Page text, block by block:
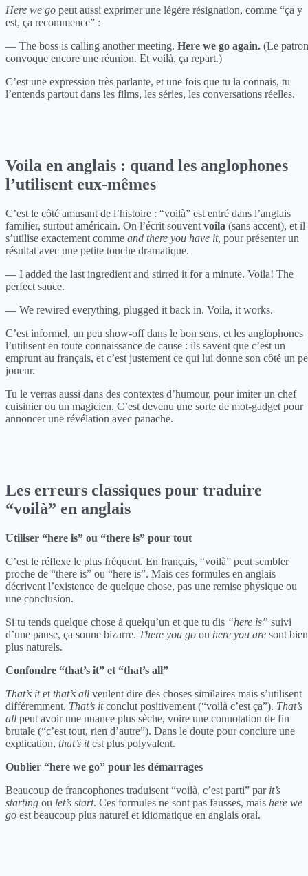
Here we go peut aussi exprimer une légère résignation, comme “ça y
est, ça recommence” :
— The boss is calling another meeting. Here we go again. (Le patron
convoque encore une réunion. Et voilà, ça repart.)
C’est une expression très parlante, et une fois que tu la connais, tu
l’entends partout dans les films, les séries, les conversations réelles.
Voila en anglais : quand les anglophones
l’utilisent eux-mêmes
C’est le côté amusant de l’histoire : “voilà” est entré dans l’anglais
familier, surtout américain. On l’écrit souvent voila (sans accent), et il
s’utilise exactement comme and there you have it, pour présenter un
résultat avec une petite touche dramatique.
— I added the last ingredient and stirred it for a minute. Voila! The
perfect sauce.
— We rewired everything, plugged it back in. Voila, it works.
C’est informel, un peu show-off dans le bon sens, et les anglophones
l’utilisent en toute connaissance de cause : ils savent que c’est un
emprunt au français, et c’est justement ce qui lui donne son côté un
joueur.
Tu le verras aussi dans des contextes d’humour, pour imiter un chef
cuisinier ou un magicien. C’est devenu une sorte de mot-gadget pour
annoncer une révélation avec panache.
Les erreurs classiques pour traduire
“voilà” en anglais
Utiliser “here is” ou “there is” pour tout
C’est le réflexe le plus fréquent. En français, “voilà” peut sembler
proche de “there is” ou “here is”. Mais ces formules en anglais
décrivent l’existence de quelque chose, pas une remise physique ou
une conclusion.
Si tu tends quelque chose à quelqu’un et que tu dis “here is” suivi
d’une pause, ça sonne bizarre. There you go ou here you are sont bien
plus naturels.
Confondre “that’s it” et “that’s all”
That’s itet that’s all veulent dire des choses similaires mais s’utilisent
différemment. That’s itconclut positivement (“voilà c’est ça”). That’s
all peut avoir une nuance plus sèche, voire une connotation de fin
brutale (“c’est tout, rien d’autre”). Dans le doute pour conclure une
explication, that’s itest plus polyvalent.
Oublier “here we go” pour les démarrages
Beaucoup de francophones traduisent “voilà, c’est parti” par it’s
starting ou let’s start. Ces formules ne sont pas fausses, mais here we
go est beaucoup plus naturel et idiomatique en anglais oral.